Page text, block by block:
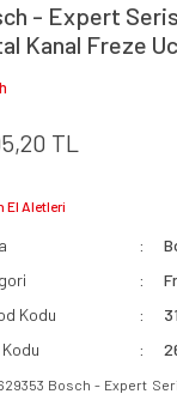
- Expert
Kanal Freze
TL
El Aletleri
Kodu
Bosch - Expert